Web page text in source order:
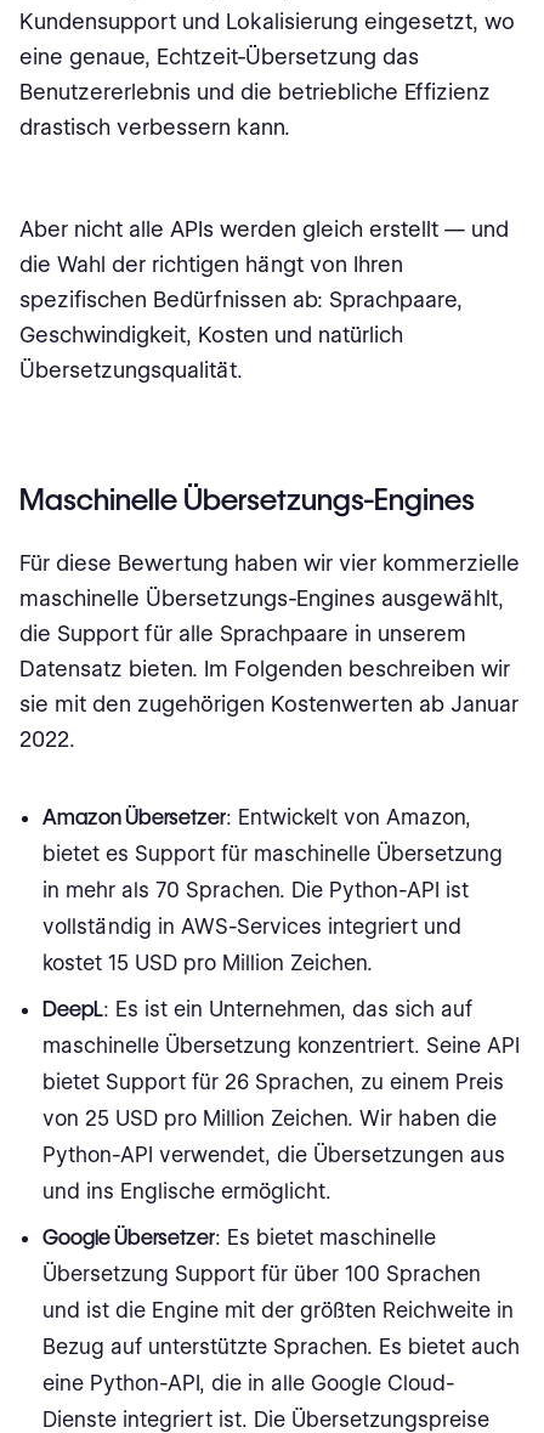
Kundensupport und Lokalisierung eingesetzt, wo
eine genaue, Echtzeit-Übersetzung das
Benutzererlebnis und die betriebliche Effizienz
drastisch verbessern kann.
Aber nicht alle APIs werden gleich erstellt — und
die Wahl der richtigen hängt von Ihren
spezifischen Bedürfnissen ab: Sprachpaare,
Geschwindigkeit, Kosten und natürlich
Übersetzungsqualität.
Maschinelle Übersetzungs-Engines
Für diese Bewertung haben wir vier kommerzielle
maschinelle Übersetzungs-Engines ausgewählt,
die Support für alle Sprachpaare in unserem
Datensatz bieten. Im Folgenden beschreiben wir
sie mit den zugehörigen Kostenwerten ab Januar
2022.
Amazon Übersetzer: Entwickelt von Amazon,
bietet es Support für maschinelle Übersetzung
in mehr als 70 Sprachen. Die Python-API ist
vollständig in AWS-Services integriert und
kostet 15 USD pro Million Zeichen.
DeepL: Es ist ein Unternehmen, das sich auf
maschinelle Übersetzung konzentriert. Seine API
bietet Support für 26 Sprachen, zu einem Preis
von 25 USD pro Million Zeichen. Wir haben die
Python-API verwendet, die Übersetzungen aus
und ins Englische ermöglicht.
Google Übersetzer: Es bietet maschinelle
Übersetzung Support für über 100 Sprachen
und ist die Engine mit der größten Reichweite in
Bezug auf unterstützte Sprachen. Es bietet auch
eine Python-API, die in alle Google Cloud-
Dienste integriert ist. Die Übersetzungspreise